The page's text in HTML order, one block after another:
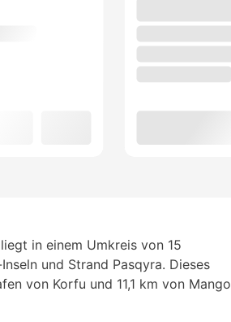
in einem Umkreis von 15
und Strand Pasqyra. Dieses
von Korfu und 11,1 km von Mango